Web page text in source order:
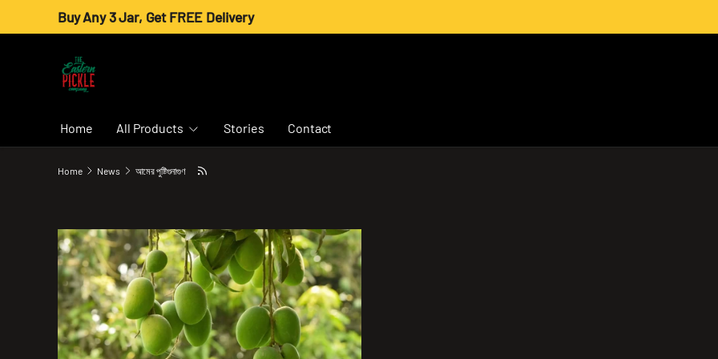
Skip to content
Buy Any 3 Jar, Get FREE Delivery
Home All Products Stories Contact
Home News আমের পুষ্টিগুনাগুণ